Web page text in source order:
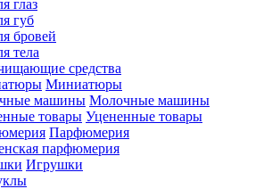
глаз
губ
бровей
тела
средства
Миниатюры
Молочные машины
Уцененные товары
Парфюмерия
парфюмерия
Игрушки